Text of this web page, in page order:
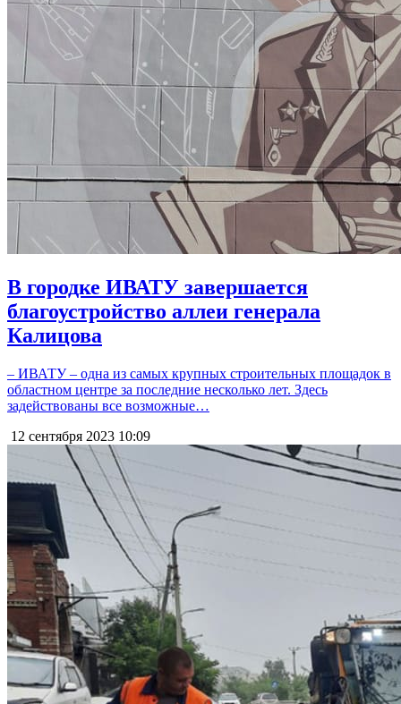
В городке ИВАТУ завершается
благоустройство аллеи генерала
Калицова
– ИВАТУ – одна из самых крупных строительных площадок в
областном центре за последние несколько лет. Здесь
задействованы все возможные…
12 сентября 2023 10:09